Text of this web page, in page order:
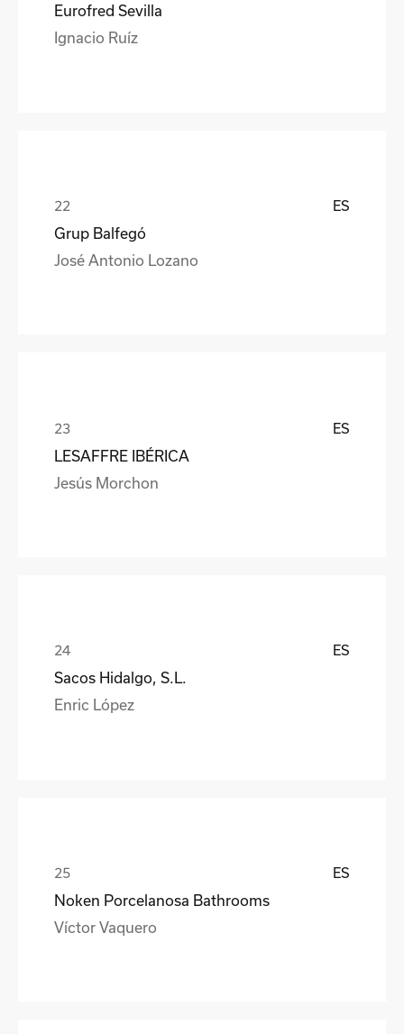
Eurofred Sevilla
Ignacio Ruíz
ES
Grup Balfegó
José Antonio Lozano
ES
LESAFFRE IBÉRICA
Jesús Morchon
ES
Sacos Hidalgo, S.L.
Enric López
ES
Noken Porcelanosa Bathrooms
Víctor Vaquero